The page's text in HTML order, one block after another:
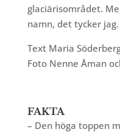
glaciärisområdet.
namn, det tycker jag.
Text Maria
Foto Nenne Åman
FAKTA
– Den höga toppen